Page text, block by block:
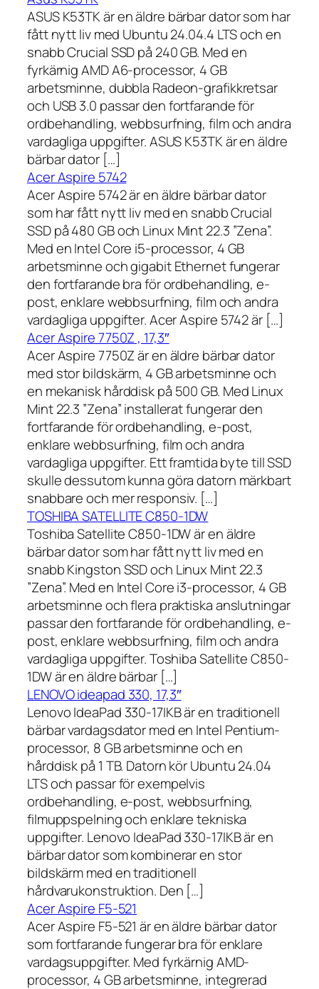
ASUS K53TK är en äldre bärbar dator som har
fått nytt liv med Ubuntu 24.04.4 LTS och en
snabb Crucial SSD på 240 GB. Med en
fyrkärnig AMD A6-processor, 4 GB
arbetsminne, dubbla Radeon-grafikkretsar
och USB 3.0 passar den fortfarande för
ordbehandling, webbsurfning, film och andra
vardagliga uppgifter. ASUS K53TK är en äldre
bärbar dator […]
Acer Aspire 5742
Acer Aspire 5742 är en äldre bärbar dator
som har fått nytt liv med en snabb Crucial
SSD på 480 GB och Linux Mint 22.3 ”Zena”.
Med en Intel Core i5-processor, 4 GB
arbetsminne och gigabit Ethernet fungerar
den fortfarande bra för ordbehandling, e-
post, enklare webbsurfning, film och andra
vardagliga uppgifter. Acer Aspire 5742 är […]
Acer Aspire 7750Z , 17,3″
Acer Aspire 7750Z är en äldre bärbar dator
med stor bildskärm, 4 GB arbetsminne och
en mekanisk hårddisk på 500 GB. Med Linux
Mint 22.3 ”Zena” installerat fungerar den
fortfarande för ordbehandling, e-post,
enklare webbsurfning, film och andra
vardagliga uppgifter. Ett framtida byte till SSD
skulle dessutom kunna göra datorn märkbart
snabbare och mer responsiv. […]
TOSHIBA SATELLITE C850-1DW
Toshiba Satellite C850-1DW är en äldre
bärbar dator som har fått nytt liv med en
snabb Kingston SSD och Linux Mint 22.3
”Zena”. Med en Intel Core i3-processor, 4 GB
arbetsminne och flera praktiska anslutningar
passar den fortfarande för ordbehandling, e-
post, enklare webbsurfning, film och andra
vardagliga uppgifter. Toshiba Satellite C850-
1DW är en äldre bärbar […]
LENOVO ideapad 330, 17,3″
Lenovo IdeaPad 330-17IKB är en traditionell
bärbar vardagsdator med en Intel Pentium-
processor, 8 GB arbetsminne och en
hårddisk på 1 TB. Datorn kör Ubuntu 24.04
LTS och passar för exempelvis
ordbehandling, e-post, webbsurfning,
filmuppspelning och enklare tekniska
uppgifter. Lenovo IdeaPad 330-17IKB är en
bärbar dator som kombinerar en stor
bildskärm med en traditionell
hårdvarukonstruktion. Den […]
Acer Aspire F5-521
Acer Aspire F5-521 är en äldre bärbar dator
som fortfarande fungerar bra för enklare
vardagsuppgifter. Med fyrkärnig AMD-
processor, 4 GB arbetsminne, integrerad